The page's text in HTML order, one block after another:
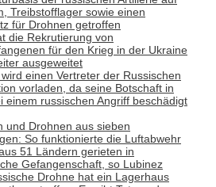
Treibstofflager sowie einen
für Drohnen getroffen
die Rekrutierung von
für den Krieg in der Ukraine
ausgeweitet
einen Vertreter der Russischen
vorladen, da seine Botschaft in
einem russischen Angriff beschädigt
und Drohnen aus sieben
So funktionierte die Luftabwehr
51 Ländern gerieten in
Gefangenschaft, so Lubinez
Drohne hat ein Lagerhaus